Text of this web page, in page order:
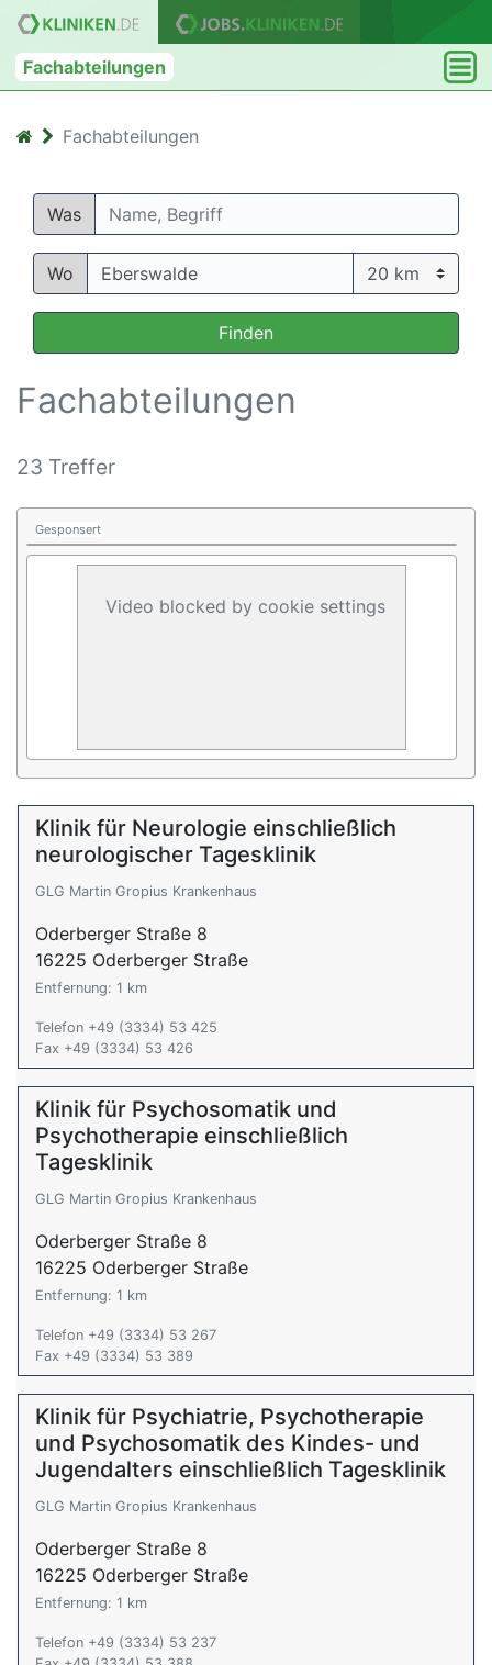
Fachabteilungen
Fachabteilungen
Was
Wo
Finden
Fachabteilungen
23 Treffer
Gesponsert
Video blocked by cookie settings
Klinik für Neurologie einschließlich
neurologischer Tagesklinik
GLG Martin Gropius Krankenhaus
Oderberger Straße 8
16225 Oderberger Straße
Entfernung: 1 km
Telefon +49 (3334) 53 425
Fax +49 (3334) 53 426
Klinik für Psychosomatik und
Psychotherapie einschließlich
Tagesklinik
GLG Martin Gropius Krankenhaus
Oderberger Straße 8
16225 Oderberger Straße
Entfernung: 1 km
Telefon +49 (3334) 53 267
Fax +49 (3334) 53 389
Klinik für Psychiatrie, Psychotherapie
und Psychosomatik des Kindes- und
Jugendalters einschließlich Tagesklinik
GLG Martin Gropius Krankenhaus
Oderberger Straße 8
16225 Oderberger Straße
Entfernung: 1 km
Telefon +49 (3334) 53 237